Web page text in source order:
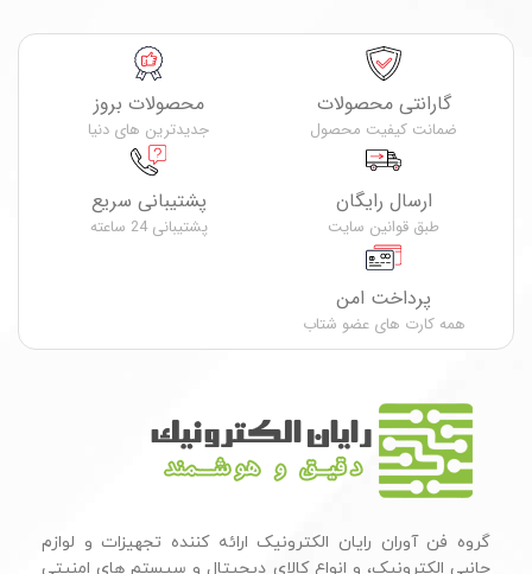
گارانتی محصولات
ضمانت کیفیت محصول
محصولات بروز
جدیدترین های دنیا
ارسال رایگان
طبق قوانین سایت
پشتیبانی سریع
پشتیبانی 24 ساعته
پرداخت امن
همه کارت های عضو شتاب
گروه فن آوران رایان الکترونیک ارائه کننده تجهیزات و لوازم
جانبی الکترونیک، و انواع کالای دیجیتال و سیستم های امنیتی